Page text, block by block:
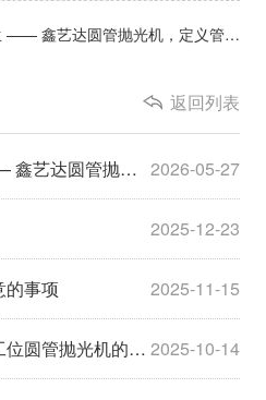
下一篇：匠心打磨，光亮新生 —— 鑫艺达圆管抛光机，定义管材精加工新标杆
返回列表
2026-05-27
，定义管材精加工新标杆
2025-12-23
2025-11-15
的事项
2025-10-14
管抛光机的区别